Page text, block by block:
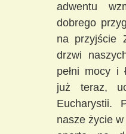
adwentu
dobrego
na przyjście
drzwi
pełni mocy i
już teraz,
Eucharystii.
nasze życie